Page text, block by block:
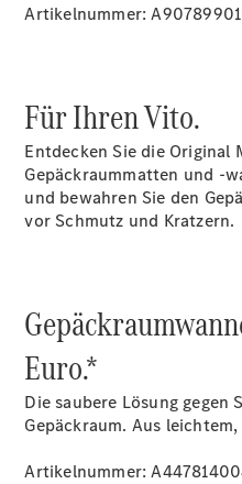
Reifen &
Reifen-
Artikelnummer:
Für Ihren Vito.
Entdecken Sie die Original
Gepäckraummatten und -
und bewahren Sie den
vor Schmutz und Kratzern.
Euro.*
Die saubere Lösung gegen
Gepäckraum. Aus
Artikelnummer: